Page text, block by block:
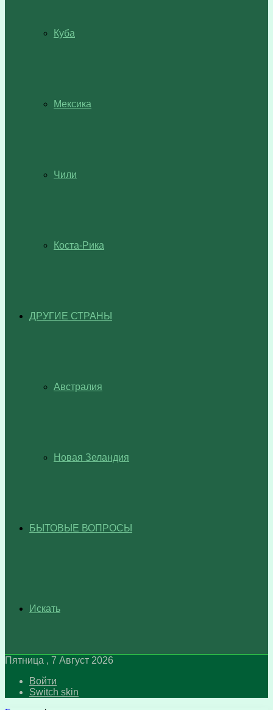
Куба
Мексика
Чили
Коста-Рика
ДРУГИЕ СТРАНЫ
Австралия
Новая Зеландия
БЫТОВЫЕ ВОПРОСЫ
Искать
Пятница , 7 Август 2026
Войти
Switch skin